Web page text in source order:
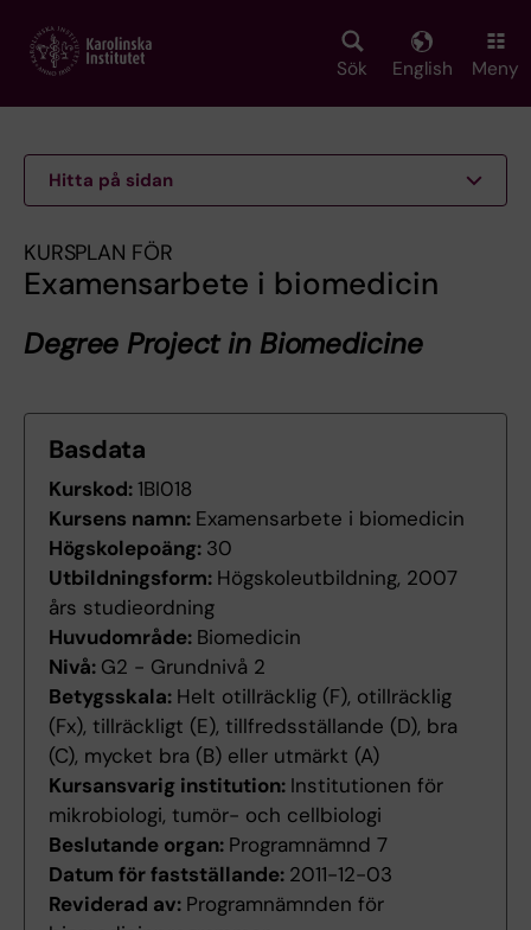
main
Sök English Meny
Hitta på sidan
KURSPLAN FÖR
Examensarbete i biomedicin
Degree Project in Biomedicine
Basdata
Kurskod:1BI018
Kursens namn: Examensarbete i biomedicin
Högskolepoäng: 30
Utbildningsform: Högskoleutbildning, 2007
års studieordning
Huvudområde: Biomedicin
Nivå: G2 - Grundnivå 2
Betygsskala: Helt otillräcklig (F), otillräcklig
(Fx), tillräckligt (E), tillfredsställande (D), bra
(C), mycket bra (B) eller utmärkt (A)
Kursansvarig institution: Institutionen för
mikrobiologi, tumör- och cellbiologi
Beslutande organ: Programnämnd 7
Datum för fastställande: 2011-12-03
Reviderad av: Programnämnden för